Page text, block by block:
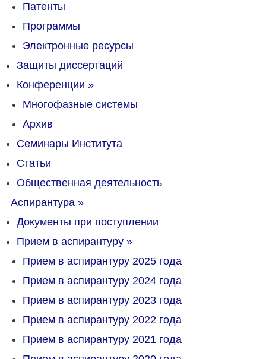
Патенты
Программы
Электронные ресурсы
Защиты диссертаций
Конференции »
Многофазные системы
Архив
Семинары Института
Статьи
Общественная деятельность
Аспирантура »
Документы при поступлении
Прием в аспирантуру »
Прием в аспирантуру 2025 года
Прием в аспирантуру 2024 года
Прием в аспирантуру 2023 года
Прием в аспирантуру 2022 года
Прием в аспирантуру 2021 года